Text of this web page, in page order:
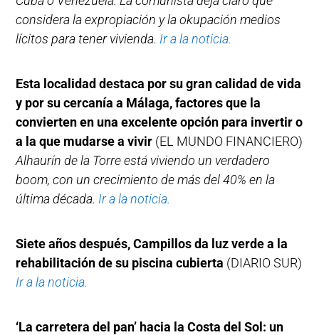
considera la expropiación y la okupación medios
lícitos para tener vivienda. Ir a la noticia.
Esta localidad destaca por su gran calidad de vida
y por su cercanía a Málaga, factores que la
convierten en una excelente opción para invertir o
a la que mudarse a vivir (EL MUNDO FINANCIERO)
Alhaurín de la Torre está viviendo un verdadero
boom, con un crecimiento de más del 40% en la
última década. Ir a la noticia.
Siete años después, Campillos da luz verde a la
rehabilitación de su piscina cubierta (DIARIO SUR)
Ir a la noticia.
‘La carretera del pan’ hacia la Costa del Sol: un